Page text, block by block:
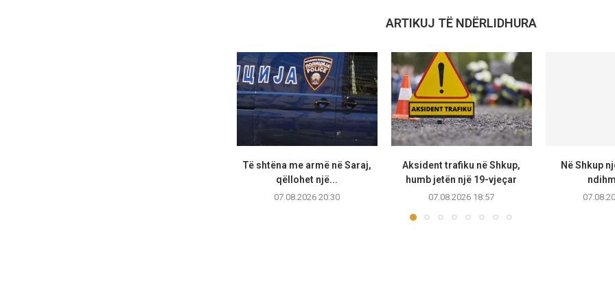
ARTIKUJ TË NDËRLIDHURA
Të shtëna me armë në Saraj,
qëllohet një...
07.08.2026 20:30
Aksident trafiku në Shkup,
humb jetën një 19-vjeçar
07.08.2026 18:57
Në Shkup